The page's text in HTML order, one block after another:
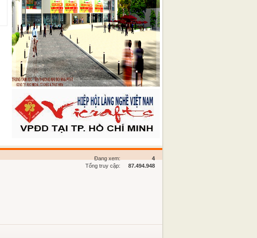
4
Đang xem:
87.494.948
Tổng truy cập: